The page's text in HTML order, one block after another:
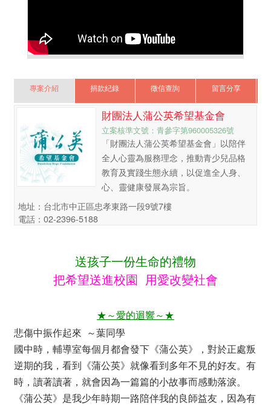
專案介紹 捐款紀錄 徵信查詢 留言分享
財團法人蒲公英希望基金會
立案核準文號：青參字第960005326號
「財團法人蒲公英希望基金會」以陪伴
全人心靈為服務理念，推動青少兒品格
教育及實踐生態永續，以促進全人身、
心、靈健康發展為宗旨。
地址：台北市中正區忠孝東路一段9號7樓
電話：02-2396-5188
送孩子一份生命的禮物
把希望送進校園 用愛改變社會
★～愛的迴響～★
悲傷中振作起來 ～葉同學
國中時，輔導室每個月都會發下《蒲公英》，對於正處叛
逆期的我，看到《蒲公英》就像看到多年不見的好友。有
時，讀著讀著，就會因為一篇篇的小故事而感動落淚。
《蒲公英》是我少年時期一路陪伴我的良師益友，因為有